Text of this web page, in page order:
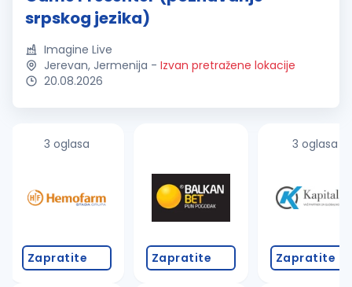
srpskog jezika)
Imagine Live
Jerevan, Jermenija - Izvan pretražene lokacije
20.08.2026
3 oglasa
Zapratite Zapratite
3 oglasa
Zapratite